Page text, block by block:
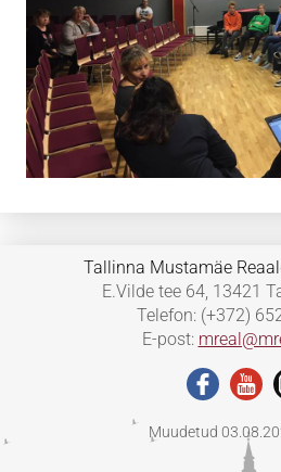
Tallinna Mustamäe
E.Vilde tee 64, 13421
Telefon: (+372)
E-post:
Muudetud